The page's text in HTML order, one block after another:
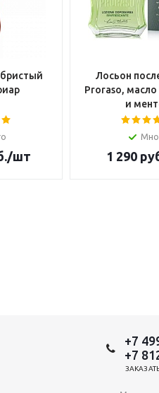
/шт
Лосьон
Proraso, масло
и
1 290
+7
+7